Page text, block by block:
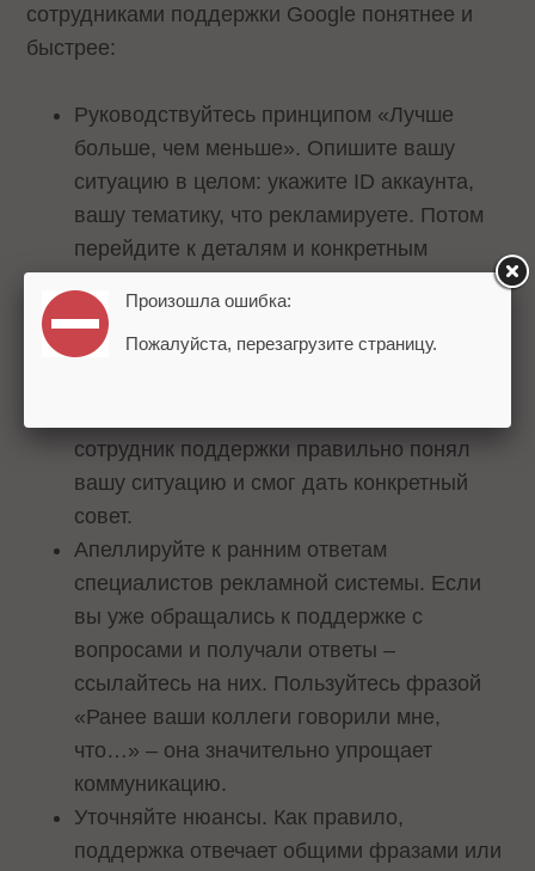
сотрудниками поддержки Google понятнее и
быстрее:
Руководствуйтесь принципом «Лучше
больше, чем меньше». Опишите вашу
ситуацию в целом: укажите ID аккаунта,
вашу тематику, что рекламируете. Потом
перейдите к деталям и конкретным
отклоняется модерацией, корректный ли
текст объявления. Даже по
сотрудник поддержки правильно понял
вашу ситуацию и смог дать конкретный
совет.
Апеллируйте к ранним ответам
специалистов рекламной системы. Если
вы уже обращались к поддержке с
вопросами и получали ответы –
ссылайтесь на них. Пользуйтесь фразой
«Ранее ваши коллеги говорили мне,
что…» – она значительно упрощает
коммуникацию.
Уточняйте нюансы. Как правило,
поддержка отвечает общими фразами или
Произошла ошибка:
Пожалуйста, перезагрузите страницу.